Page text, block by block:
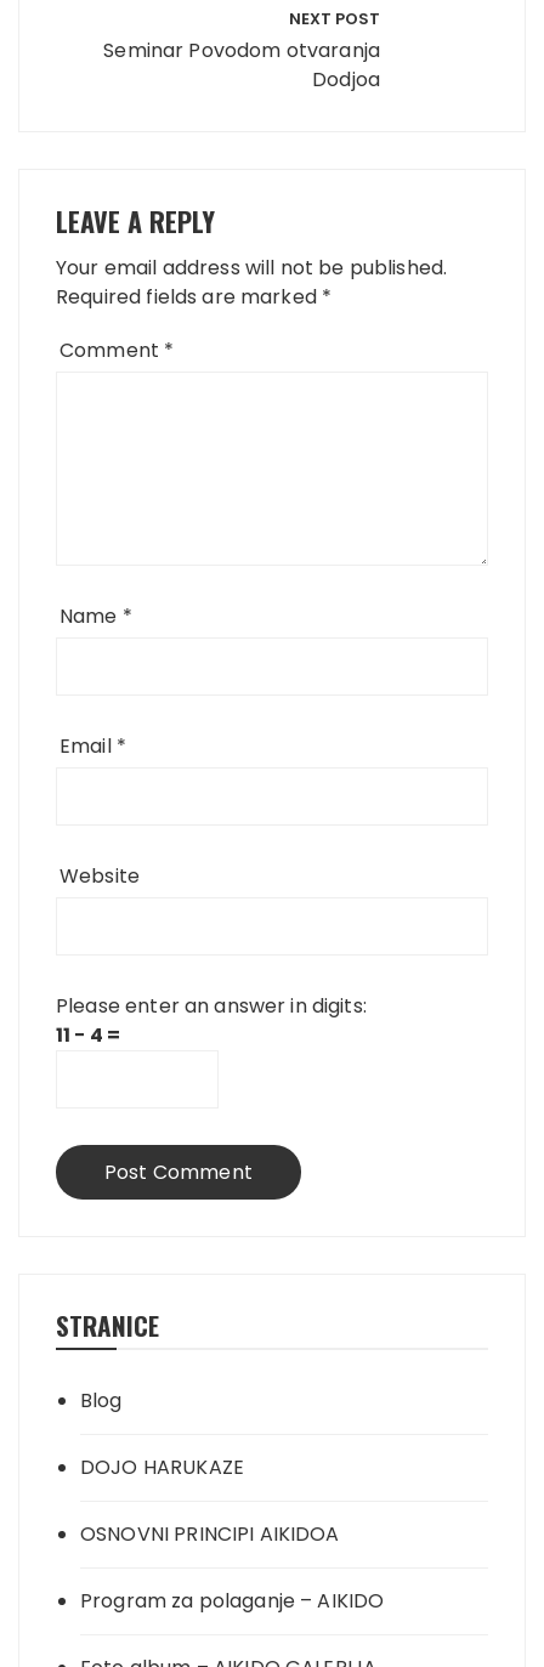
NEXT POST
Seminar Povodom otvaranja
Dodjoa
LEAVE A REPLY
Your email address will not be published.
Required fields are marked *
Comment *
Name *
Email *
Website
Please enter an answer in digits:
11 − 4 =
STRANICE
Blog
DOJO HARUKAZE
OSNOVNI PRINCIPI AIKIDOA
Program za polaganje – AIKIDO